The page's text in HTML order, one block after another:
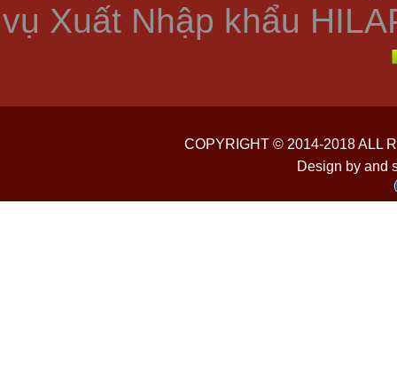
vụ Xuất Nhập khẩu
COPYRIGHT © 2014-2018 ALL
Design by and